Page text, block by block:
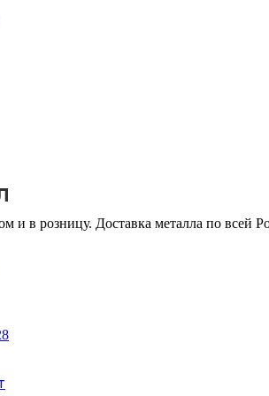
и в розницу. Доставка металла по всей